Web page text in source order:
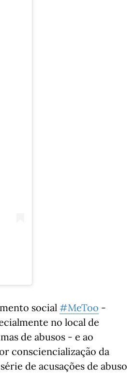
social #MeToo -
no local de
de abusos - e ao
consciencialização da
de acusações de abuso